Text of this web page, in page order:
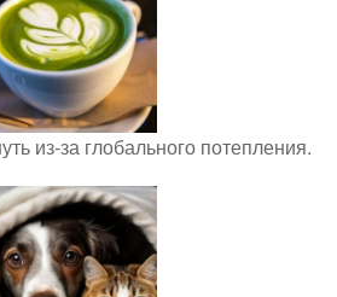
из-за глобального потепления.